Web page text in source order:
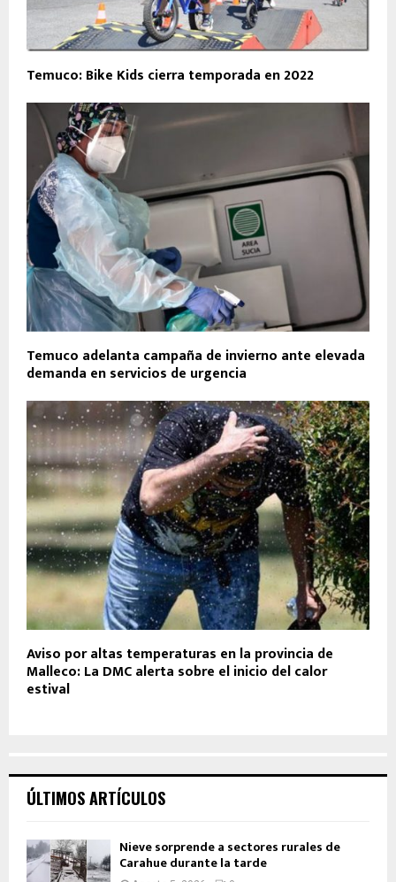
Temuco: Bike Kids cierra temporada en 2022
Temuco adelanta campaña de invierno ante elevada
demanda en servicios de urgencia
Aviso por altas temperaturas en la provincia de
Malleco: La DMC alerta sobre el inicio del calor
estival
ÚLTIMOS ARTÍCULOS
Nieve sorprende a sectores rurales de
Carahue durante la tarde